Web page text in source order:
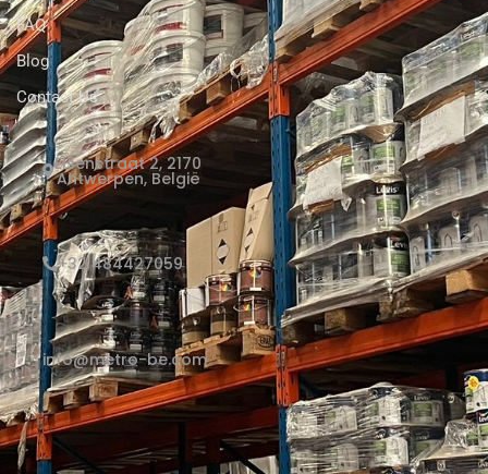
FAQ
Blog
Contact Us
Elsenstraat 2, 2170
Antwerpen, België
+32 484427059
info@metro-be.com